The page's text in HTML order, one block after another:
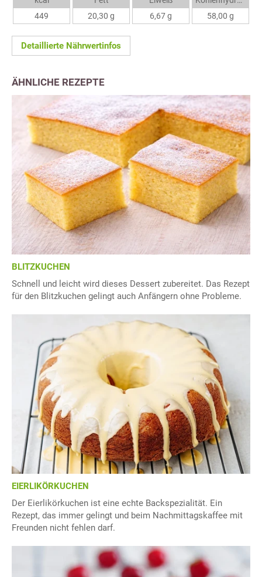
449
20,30 g
6,67 g
58,00 g
Detaillierte Nährwertinfos
ÄHNLICHE REZEPTE
BLITZKUCHEN
Schnell und leicht wird dieses Dessert zubereitet. Das Rezept
für den Blitzkuchen gelingt auch Anfängern ohne Probleme.
EIERLIKÖRKUCHEN
Der Eierlikörkuchen ist eine echte Backspezialität. Ein
Rezept, das immer gelingt und beim Nachmittagskaffee mit
Freunden nicht fehlen darf.